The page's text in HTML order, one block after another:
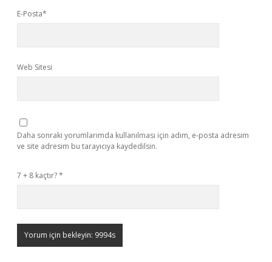
E-Posta*
Web Sitesi
Daha sonraki yorumlarımda kullanılması için adım, e-posta adresim
ve site adresim bu tarayıcıya kaydedilsin.
7 + 8 kaçtır?*